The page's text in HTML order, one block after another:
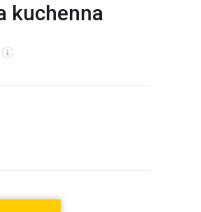
kuchenna